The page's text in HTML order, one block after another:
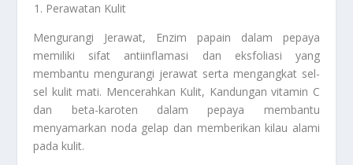
Perawatan Kulit
Mengurangi Jerawat, Enzim papain dalam pepaya
memiliki sifat antiinflamasi dan eksfoliasi yang
membantu mengurangi jerawat serta mengangkat sel-
sel kulit mati. Mencerahkan Kulit, Kandungan vitamin C
dan beta-karoten dalam pepaya membantu
menyamarkan noda gelap dan memberikan kilau alami
pada kulit.